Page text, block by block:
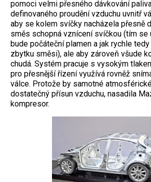
pomoci velmi přesného dávkování
definovaného proudění vzduchu uvnitř
aby se kolem svíčky nacházela přesně
směs schopná vznícení svíčkou (tím se
bude počáteční plamen a jak rychle
zbytku směsi), ale aby zároveň všude
chudá. Systém pracuje s vysokým
pro přesnější řízení využívá rovněž
válce. Protože by samotné
dostatečný přísun vzduchu, nasadila
kompresor.